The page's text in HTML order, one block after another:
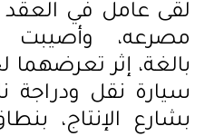
لقى عامل في العقد
مصرعه، وأصيبت
بالغة، إثر تعرضهما
سيارة نقل ودراجة
بشارع الإنتاج،